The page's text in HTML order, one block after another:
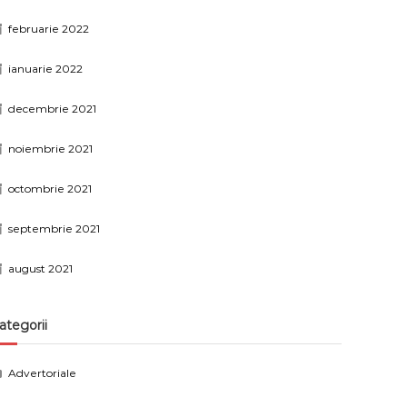
februarie 2022
ianuarie 2022
decembrie 2021
noiembrie 2021
octombrie 2021
septembrie 2021
august 2021
Advertoriale